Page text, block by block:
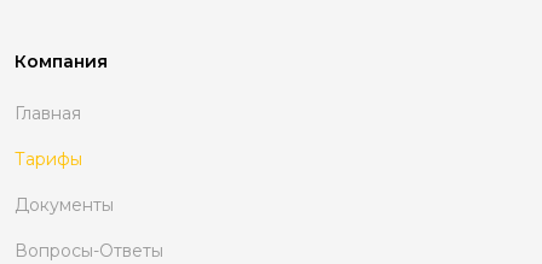
Компания
Главная
Тарифы
Документы
Вопросы-Ответы